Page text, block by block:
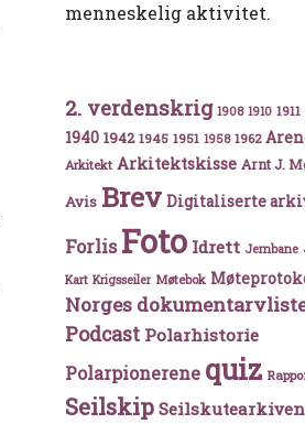
menneskelig aktivitet.
2. verdenskrig 1908 1910 1911
1940 1942 1945 1951 1958 1962
Arkitekt Arkitektskisse Arnt J.
Avis Brev Digitaliserte
Forlis Foto Idrett Jernbane
Kart Krigsseiler Møtebok
Norges
Podcast Polarhistorie
Polarpionerene quiz
Seilskip